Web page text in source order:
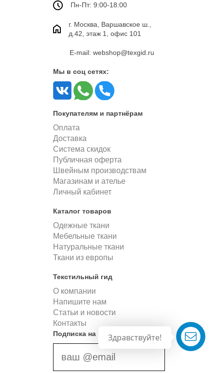
Здравствуйте!
Пн-Пт: 9:00-18:00
г. Москва, Варшавское ш.,
д.42, этаж 1, офис 101
E-mail: webshop@texgid.ru
Мы в соц сетях:
Покупателям и партнёрам
Оплата
Доставка
Система скидок
Публичная оферта
Швейным производствам
Магазинам и ателье
Личный кабинет
Каталог товаров
Одежные ткани
Мебельные ткани
Натуральные ткани
Ткани из европы
Текстильный гид
О компании
Напишите нам
Статьи и новости
Контакты
Подписка на новости